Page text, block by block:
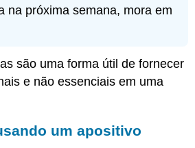
na próxima semana, mora em
são uma forma útil de fornecer
e não essenciais em uma
um apositivo